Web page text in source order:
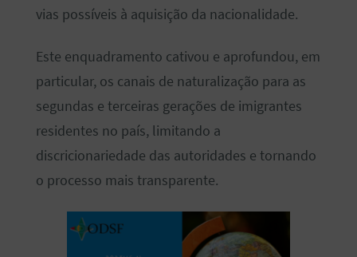
vias possíveis à aquisição da nacionalidade.
Este enquadramento cativou e aprofundou, em
particular, os canais de naturalização para as
segundas e terceiras gerações de imigrantes
residentes no país, limitando a
discricionariedade das autoridades e tornando
o processo mais transparente.